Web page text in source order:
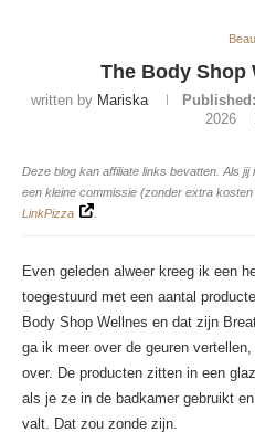
The Body Shop
written by Mariska Published:
2026
Deze blog kan affiliate links bevatten. Als
een kleine commissie (zonder extra
LinkPizza
Even geleden alweer kreeg ik een
toegestuurd met een aantal
Body Shop Wellnes en dat zijn
ga ik meer over de geuren
over. De producten zitten in een
als je ze in de badkamer gebruikt
valt. Dat zou zonde zijn.